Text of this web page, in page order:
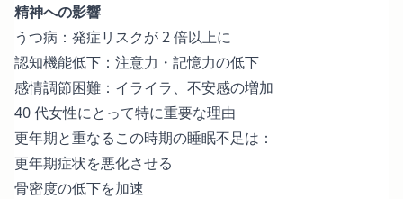
精神への影響
うつ病：発症リスクが 2 倍以上に
認知機能低下：注意力・記憶力の低下
感情調節困難：イライラ、不安感の増加
40 代女性にとって特に重要な理由
更年期と重なるこの時期の睡眠不足は：
更年期症状を悪化させる
骨密度の低下を加速